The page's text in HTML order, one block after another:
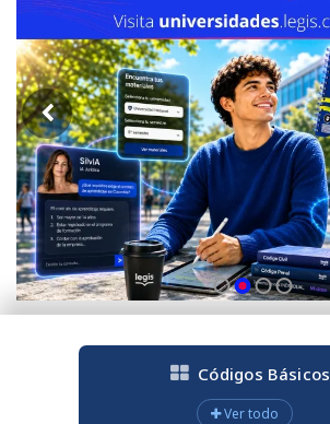
Códigos Básicos
Ver todo